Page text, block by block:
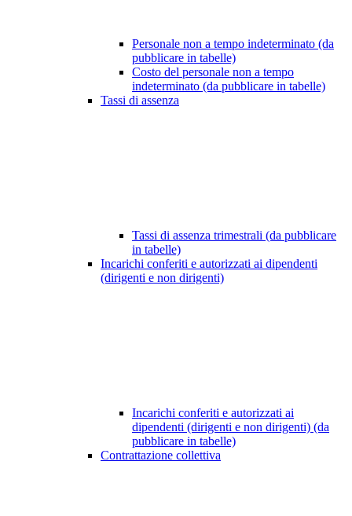
Personale non a tempo indeterminato (da
pubblicare in tabelle)
Costo del personale non a tempo
indeterminato (da pubblicare in tabelle)
Tassi di assenza
Tassi di assenza trimestrali (da pubblicare
in tabelle)
Incarichi conferiti e autorizzati ai dipendenti
(dirigenti e non dirigenti)
Incarichi conferiti e autorizzati ai
dipendenti (dirigenti e non dirigenti) (da
pubblicare in tabelle)
Contrattazione collettiva